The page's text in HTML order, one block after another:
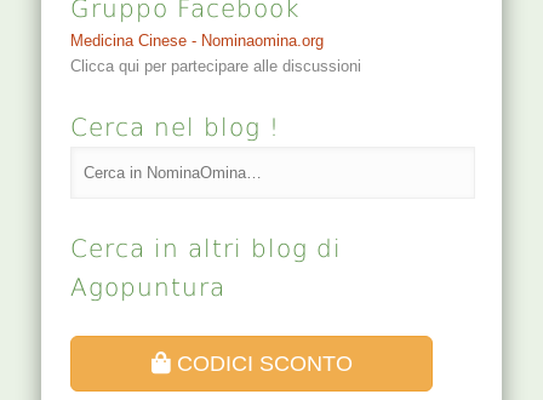
Gruppo Facebook
Medicina Cinese - Nominaomina.org
Clicca qui per partecipare alle discussioni
Cerca nel blog !
Cerca in altri blog di
Agopuntura
CODICI SCONTO